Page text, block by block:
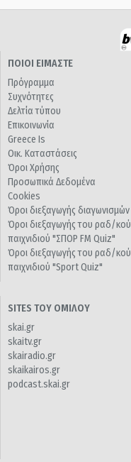
ΠΟΙΟΙ ΕΙΜΑΣΤΕ
Πρόγραμμα
Συχνότητες
Δελτία τύπου
Επικοινωνία
Greece Is
Οικ. Καταστάσεις
Όροι Χρήσης
Προσωπικά Δεδομένα
Cookies
Όροι διεξαγωγής διαγωνισμών
Όροι διεξαγωγής του ραδ/κού
παιχνιδιού "ΣΠΟΡ FM Quiz"
Όροι διεξαγωγής του ραδ/κού
παιχνιδιού "Sport Quiz"
SITES ΤΟΥ ΟΜΙΛΟΥ
skai.gr
skaitv.gr
skairadio.gr
skaikairos.gr
podcast.skai.gr